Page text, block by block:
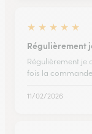
★ ★ ★ ★ ★
Régulièrement
Régulièrement je
fois la
11/02/2026